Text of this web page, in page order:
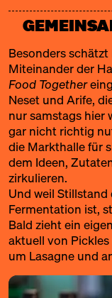
Besonders
Miteinander der
Food Together
Neset und Arife,
nur samstags hier
gar nicht richtig
die Markthalle für
dem Ideen,
zirkulieren.
Und weil
Fermentation ist,
Bald zieht ein
aktuell von
um Lasagne und